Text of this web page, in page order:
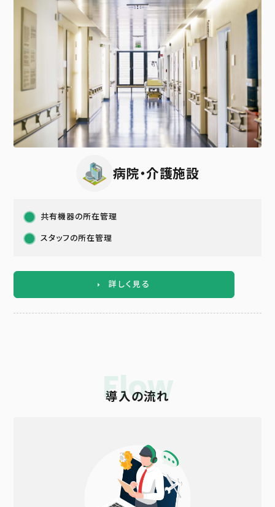
病院・介護施設
共有機器の所在管理
スタッフの所在管理
詳しく見る
導入の流れ
Flow